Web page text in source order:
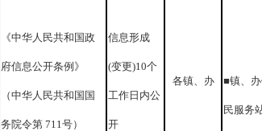
《中华人民共和国政
府信息公开条例》
（中华人民共和国国
务院令第 711号）
信息形成
(变更)10个
工作日内公
开
各镇、办 ■镇、
民服务